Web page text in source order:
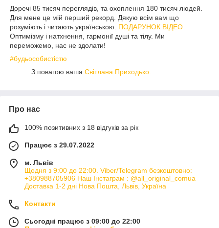
Доречі 85 тисяч переглядів, та охоплення 180 тисяч людей.
Для мене це мій перший рекорд. Дякую всім вам що
розуміють і читають українською. ПОДАРУНОК ВІДЕО
Оптимізму і натхнення, гармонії душі та тілу. Ми
переможемо, нас не здолати!
#будьособистістю
З повагою ваша Світлана Приходько.
Про нас
100% позитивних з 18 відгуків за рік
Працює з 29.07.2022
м. Львів
Щодня з 9:00 до 22:00. Viber/Telegram безкоштовно:
+380988705906 Наш Інстаграм : @all_original_comua
Доставка 1-2 дні Нова Пошта, Львів, Україна
Контакти
Сьогодні працює з 09:00 до 22:00